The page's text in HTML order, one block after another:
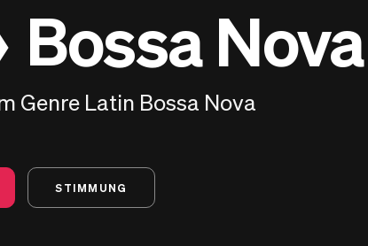
Nova
Genre Latin Bossa Nova
STIMMUNG